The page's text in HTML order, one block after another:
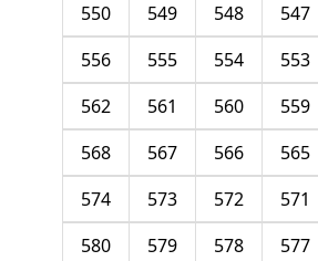
547
548
549
550
553
554
555
556
559
560
561
562
565
566
567
568
571
572
573
574
577
578
579
580